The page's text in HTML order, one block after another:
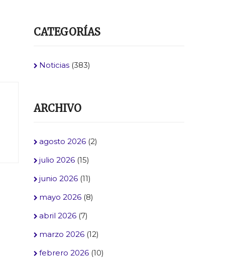
CATEGORÍAS
Noticias (383)
ARCHIVO
agosto 2026 (2)
julio 2026 (15)
junio 2026 (11)
mayo 2026 (8)
abril 2026 (7)
marzo 2026 (12)
febrero 2026 (10)